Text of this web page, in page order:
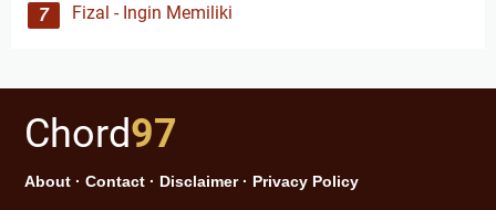
Fizal - Ingin Memiliki
Chord97
About · Contact · Disclaimer· Privacy Policy